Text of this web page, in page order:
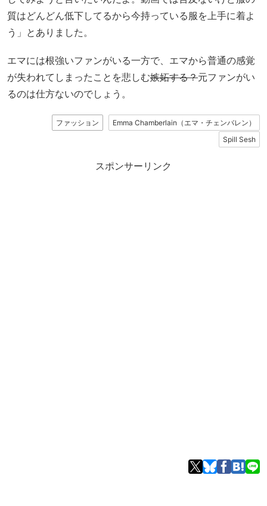
質はどんどん低下してるから今持っている服を上手に着よ
う」とありました。
エマには根強いファンがいる一方で、エマから普通の感覚
が失われてしまったことを悲しむ嫉妬する？元ファンがい
るのは仕方ないのでしょう。
ファッション
Emma Chamberlain（エマ・チェンバレン）
Spill Sesh
スポンサーリンク